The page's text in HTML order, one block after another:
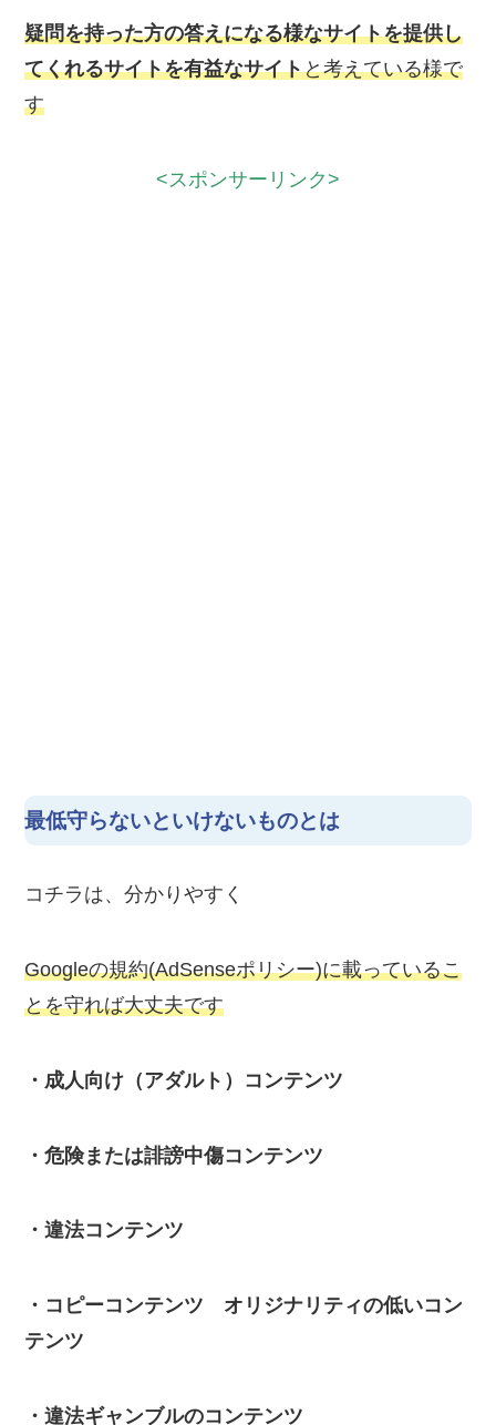
疑問を持った方の答えになる様なサイトを提供し
てくれるサイトを有益なサイトと考えている様で
す
<スポンサーリンク>
最低守らないといけないものとは
コチラは、分かりやすく
Googleの規約(AdSenseポリシー)に載っているこ
とを守れば大丈夫です
・成人向け（アダルト）コンテンツ
・危険または誹謗中傷コンテンツ
・違法コンテンツ
・コピーコンテンツ オリジナリティの低いコン
テンツ
・違法ギャンブルのコンテンツ